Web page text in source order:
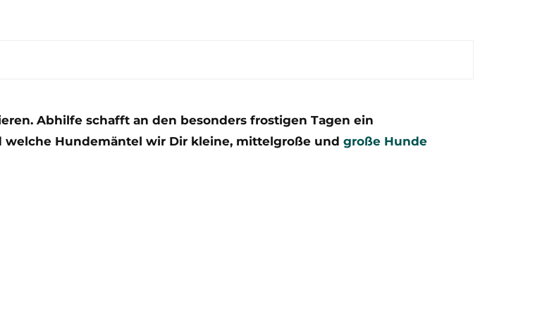
Abhilfe schafft an den besonders frostigen Tagen ein
welche Hundemäntel wir Dir kleine, mittelgroße und große Hunde